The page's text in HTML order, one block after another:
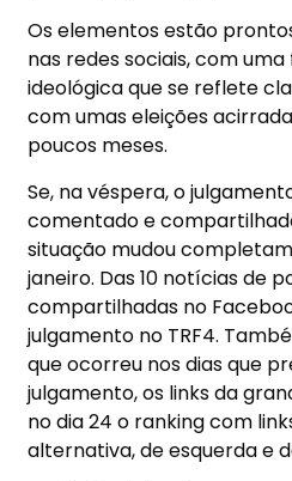
Os elementos estão
nas redes sociais, com
ideológica que se reflete
com umas eleições
poucos meses.
Se, na véspera, o
comentado e
situação mudou
janeiro. Das 10 notícias de
compartilhadas no
julgamento no TRF4.
que ocorreu nos dias que
julgamento, os links da
no dia 24 o ranking com
alternativa, de esquerda e